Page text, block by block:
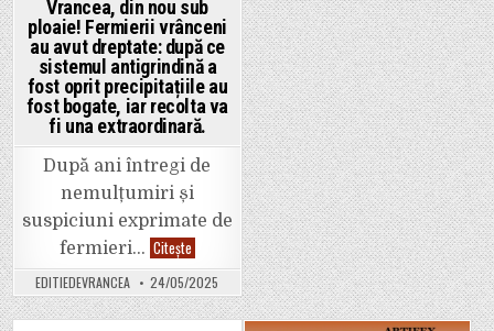
a
atins
cote
maxime.
Vrancea, din nou sub
ploaie! Fermierii vrânceni
au avut dreptate: după ce
sistemul antigrindină a
fost oprit precipitațiile au
fost bogate, iar recolta va
fi una extraordinară.
După ani întregi de
nemulțumiri și
suspiciuni exprimate de
fermieri… CiteșteVrancea,
din
nou
sub
ploaie!
Fermierii
EDITIEDEVRANCEA 24/05/2025